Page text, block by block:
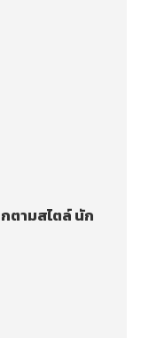
ตามสไตล์ นัก